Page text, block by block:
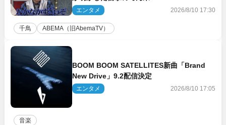
エンタメ 2026/8/10 17:30
千鳥 ABEMA（旧AbemaTV）
BOOM BOOM SATELLITES新曲「Brand
New Drive」9.2配信決定
エンタメ 2026/8/10 17:05
音楽